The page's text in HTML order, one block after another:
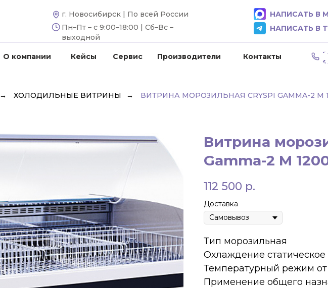
О компании Кейсы Сервис Производители Контакты
Пн–Пт – с 9:00–18:00 | Сб–Вс –
выходной
г. Новосибирск | По всей России
НАПИСАТЬ В
НАПИСАТЬ В
→ ХОЛОДИЛЬНЫЕ ВИТРИНЫ → ВИТРИНА МОРОЗИЛЬНАЯ CRYSPI GAMMA-2 M
Витрина
Gamma-2 M
112 500 р.
Доставка
Тип морозильная
Охлаждение статическое
Температурный режим от
Применение общего